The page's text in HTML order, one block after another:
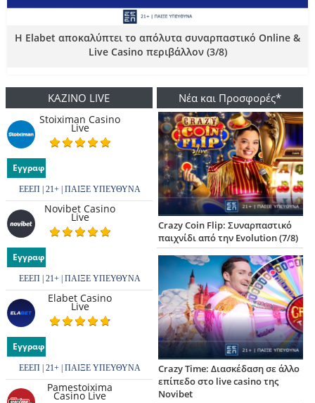
Η Elabet αποκαλύπτει το απόλυτα συναρπαστικό Online &
Live Casino περιβάλλον (3/8)
ΚΑΖΙΝΟ LIVE
Stoiximan Casino
Live
Εγγραφή
ΕΕΕΠ | 21+ | ΠΑΙΞΕ ΥΠΕΥΘΥΝΑ
Novibet Casino
Live
Εγγραφή
ΕΕΕΠ | 21+ | ΠΑΙΞΕ ΥΠΕΥΘΥΝΑ
Elabet Casino
Live
Εγγραφή
ΕΕΕΠ | 21+ | ΠΑΙΞΕ ΥΠΕΥΘΥΝΑ
Pamestoixima
Casino Live
Νέα και Προσφορές*
Crazy Coin Flip: Συναρπαστικό
παιχνίδι από την Evolution (7/8)
Crazy Time: Διασκέδαση σε άλλο
επίπεδο στο live casino της
Novibet